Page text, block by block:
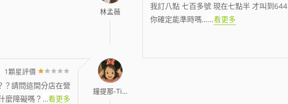
林孟薇
我訂八點 七百多號 現在七點半 才叫到644
你確定能準時嗎…...看更多
鐘提那-Tina
1顆星評價
？請問這間分店在營
麼障礙嗎？ ...看更多